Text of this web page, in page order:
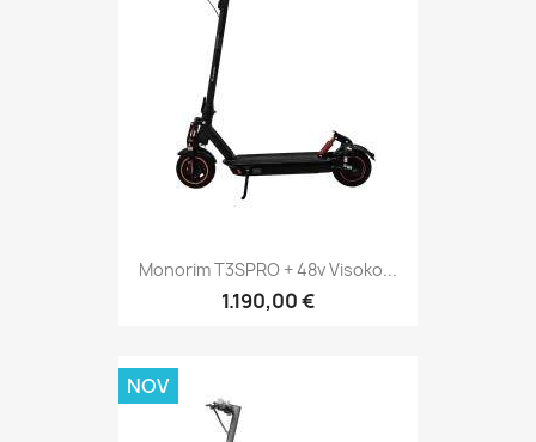
Monorim T3SPRO + 48v Visoko...
1.190,00 €
NOV